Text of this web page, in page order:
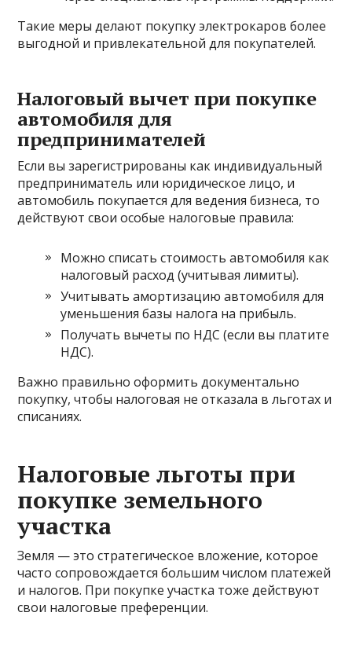
Такие меры делают покупку электрокаров более
выгодной и привлекательной для покупателей.
Налоговый вычет при покупке
автомобиля для
предпринимателей
Если вы зарегистрированы как индивидуальный
предприниматель или юридическое лицо, и
автомобиль покупается для ведения бизнеса, то
действуют свои особые налоговые правила:
Можно списать стоимость автомобиля как
налоговый расход (учитывая лимиты).
Учитывать амортизацию автомобиля для
уменьшения базы налога на прибыль.
Получать вычеты по НДС (если вы платите
НДС).
Важно правильно оформить документально
покупку, чтобы налоговая не отказала в льготах и
списаниях.
Налоговые льготы при
покупке земельного
участка
Земля — это стратегическое вложение, которое
часто сопровождается большим числом платежей
и налогов. При покупке участка тоже действуют
свои налоговые преференции.